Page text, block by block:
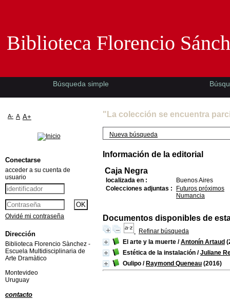
"La colección se encuentra
Nueva búsqueda
Información de la editorial
Caja Negra
localizada en :
Buenos Aires
Colecciones adjuntas :
Futuros próximos
Numancia
Documentos disponibles de
Refinar búsqueda
El arte y la muerte /Antonín Artaud
Estética de la instalación /Juliane
Oulipo / Raymond Queneau (2016)
Biblioteca Florencio
Búsqueda simple
A- A A+
Conectarse
acceder a su cuenta de
usuario
Olvidé mi contraseña
Dirección
Biblioteca Florencio Sànchez -
Escuela Multidisciplinaria de
Arte Dramàtico
Montevideo
Uruguay
contacto